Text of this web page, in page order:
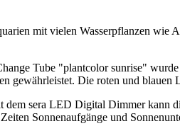
mit vielen Wasserpflanzen wie
Tube "plantcolor sunrise"
gewährleistet. Die roten und blauen
sera LED Digital Dimmer kann
Sonnenaufgänge und